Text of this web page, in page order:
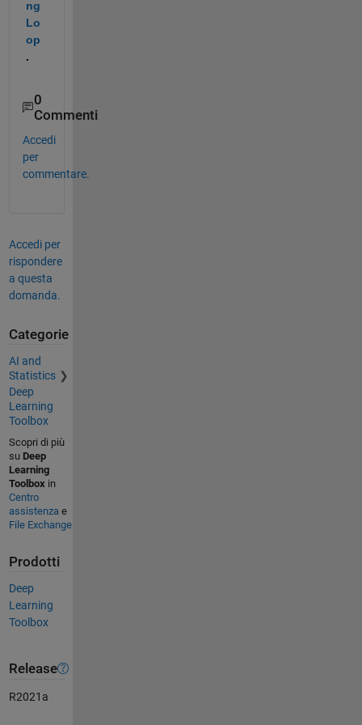
ng
Lo
op
.
0
Commenti
Accedi
per
commentare.
Accedi per
rispondere
a questa
domanda.
Categorie
AI and
Statistics
Deep
Learning
Toolbox
Scopri di più
su Deep
Learning
Toolbox in
Centro
assistenza e
File Exchange
Prodotti
Deep
Learning
Toolbox
Release
R2021a